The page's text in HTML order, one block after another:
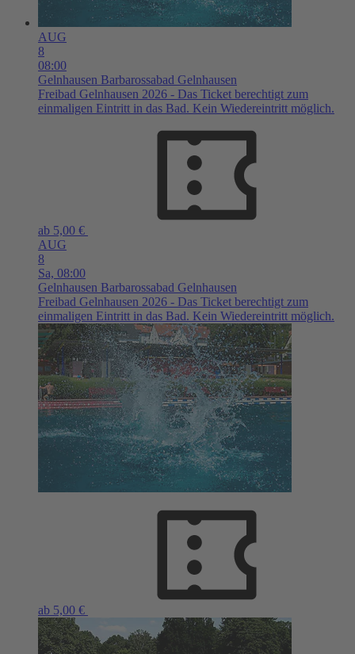
AUG
8
08:00
Gelnhausen Barbarossabad Gelnhausen
Freibad Gelnhausen 2026 - Das Ticket berechtigt zum
einmaligen Eintritt in das Bad. Kein Wiedereintritt möglich.
ab 5,00 €
AUG
8
Sa, 08:00
Gelnhausen Barbarossabad Gelnhausen
Freibad Gelnhausen 2026 - Das Ticket berechtigt zum
einmaligen Eintritt in das Bad. Kein Wiedereintritt möglich.
ab 5,00 €